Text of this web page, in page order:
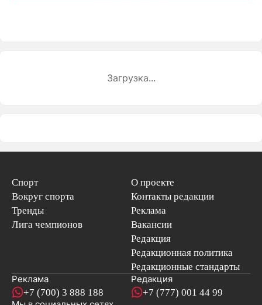
Загрузка...
Спорт
Вокруг спорта
Тренды
Лига чемпионов
О проекте
Контакты редакции
Реклама
Вакансии
Редакция
Редакционная политика
Редакционные стандарты
Реклама
+7 (700) 3 888 188
Редакция
+7 (777) 001 44 99